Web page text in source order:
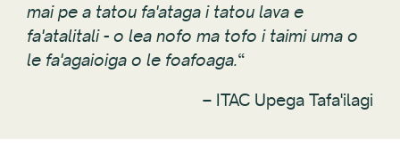
mai pe a tatou fa'ataga i tatou lava e
fa'atalitali - o lea nofo ma tofo i taimi uma o
le fa'agaioiga o le foafoaga.“
– ITAC Upega Tafa'ilagi